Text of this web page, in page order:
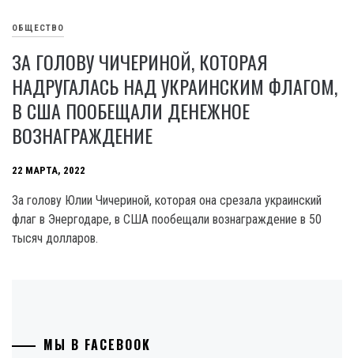
ОБЩЕСТВО
ЗА ГОЛОВУ ЧИЧЕРИНОЙ, КОТОРАЯ
НАДРУГАЛАСЬ НАД УКРАИНСКИМ ФЛАГОМ,
В США ПООБЕЩАЛИ ДЕНЕЖНОЕ
ВОЗНАГРАЖДЕНИЕ
22 МАРТА, 2022
За голову Юлии Чичериной, которая она срезала украинский
флаг в Энергодаре, в США пообещали вознаграждение в 50
тысяч долларов.
МЫ В FACEBOOK